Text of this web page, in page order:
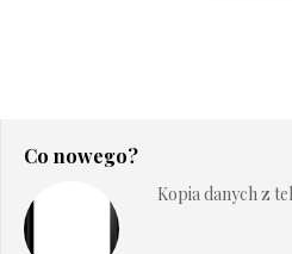
Co nowego?
Kopia danych z